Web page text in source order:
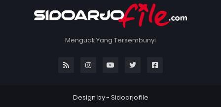
Menguak Yang Tersembunyi
Design by - Sidoarjofile